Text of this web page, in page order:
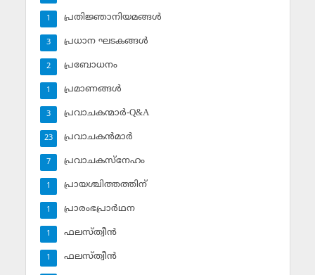
പ്രതിജ്ഞാനിയമങ്ങള്‍
1
പ്രധാന ഘടകങ്ങള്‍
3
പ്രബോധനം
2
പ്രമാണങ്ങള്‍
1
പ്രവാചകന്മാര്‍-Q&A
3
പ്രവാചകന്‍മാര്‍
23
പ്രവാചകസ്‌നേഹം
7
പ്രായശ്ചിത്തത്തിന്
1
പ്രാരംഭപ്രാര്‍ഥന
1
ഫലസ്ത്വീൻ
1
ഫലസ്ത്വീൻ
1